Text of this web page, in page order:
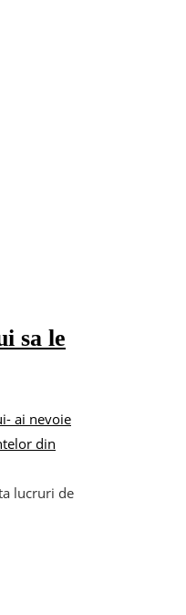
sa le
ai nevoie
din
lucruri de